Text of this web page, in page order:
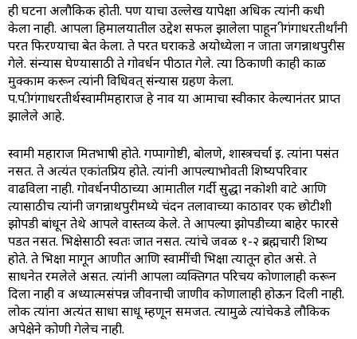
ही घटना अलौकिक होती. पण याचा उल्लेख यापेक्षा अधिक त्यांनी कधी
केला नाही. आपला हिमालयातील उद्देश सफल झालेला पाहून श्रीगंगाधरतीर्थांनी
परत फिरण्याचा बेत केला. ते परत घराकडे अयोध्येला न जाता जगन्नाथपुरीस
गेले. संन्यास घेण्यासाठी ते गोवर्धन पीठात गेले. त्या ठिकाणी काही काळ
मुक्काम करून त्यांनी विधिवत् संन्यास ग्रहण केला.
प.प.श्रीगंगाधरतीर्थस्वामीमहाराज हे नाव या आश्रमाचा स्वीकार केल्यानंतर प्राप्त
झालेले आहे.
स्वामी महाराज मितभाषी होते. गप्पागोष्टी, बोलणे, शास्त्रचर्चा इ. त्यांना पसंत
नसत. ते अत्यंत एकांतप्रिय होते. त्यांनी आपल्याभोवती शिष्यपरिवार
वाढविला नाही. गोवर्धनपीठाच्या आश्रमातील गर्दी सुद्धा नकोशी वाटे आणि
त्यासाठीच त्यांनी जगन्नाथपुरीमध्ये चंदन तलावाच्या काठावर एक छोटीशी
झोपडी बांधून तेथे आपले वास्तव्य केले. ते आपल्या झोपडीच्या बाहेर फारसे
पडत नसत. भिक्षेसाठी स्वतः जात नसत. त्यांचे जवळ १-२ ब्रह्मचारी शिष्य
होते. ते भिक्षा मागून आणीत आणि स्वामींची भिक्षा त्यातून होत असे. ते
साधनेत रमलेले असत. त्यांनी आपला व्यक्तिगत परिचय कोणालाही करून
दिला नाही व अध्यात्मसंपन्न जीवनाची जाणीव कोणालाही होऊन दिली नाही.
लोक त्यांना अत्यंत साधा साधू म्हणून समजत. त्यामुळे त्यांचेकडे लौकिक
अपेक्षेने कोणी गेलेच नाही.